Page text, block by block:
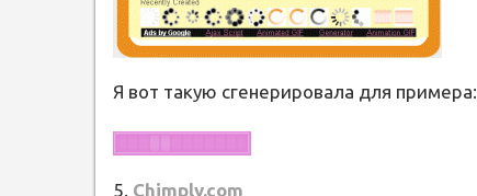
Я вот такую сгенерировала для примера:
5. Chimply.com